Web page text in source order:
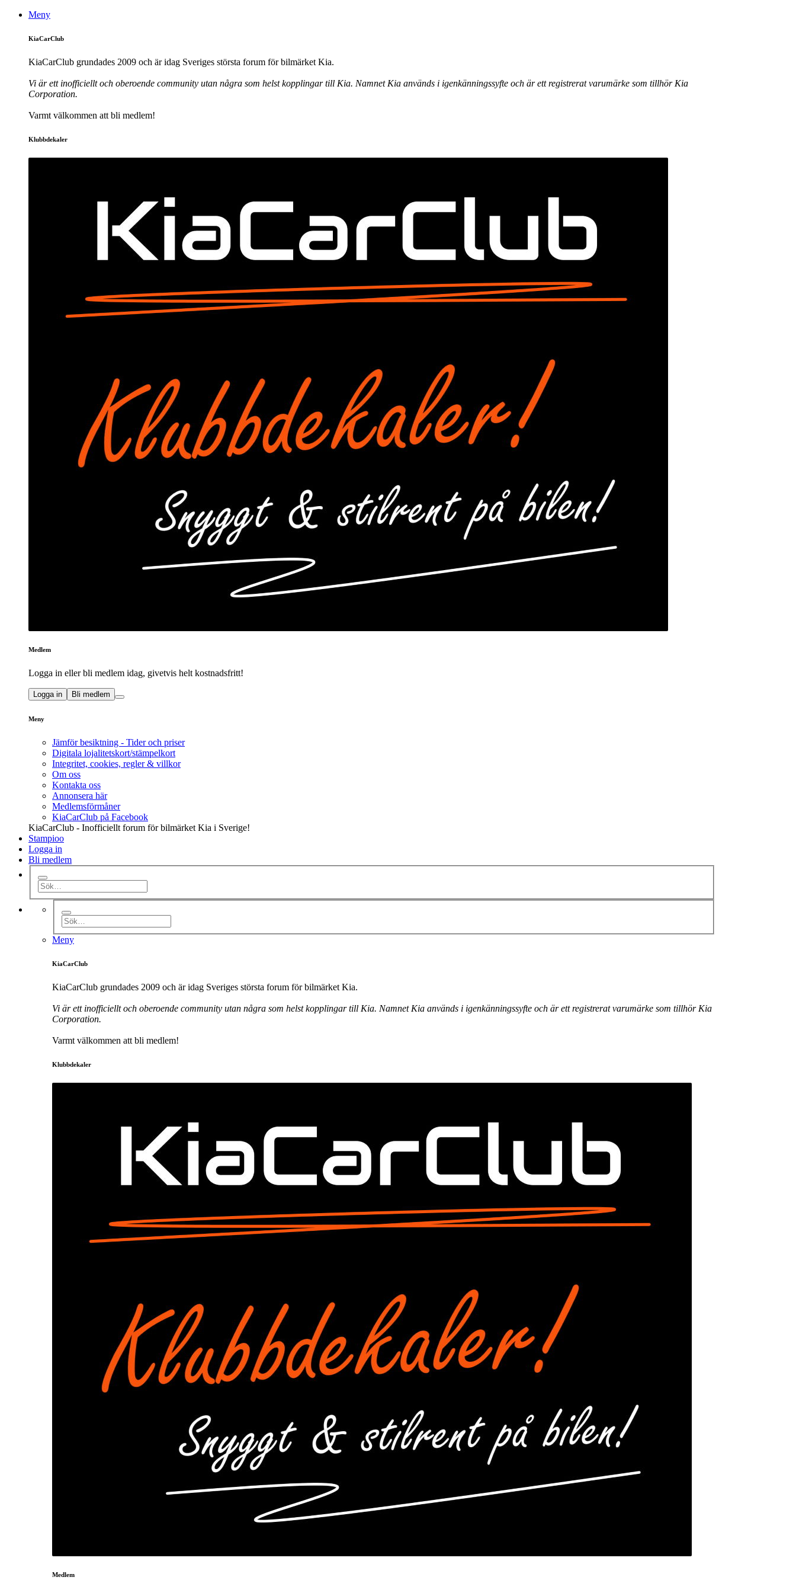
Meny
KiaCarClub
KiaCarClub grundades 2009 och är idag Sveriges största forum för bilmärket Kia.
Vi är ett inofficiellt och oberoende community utan några som helst kopplingar till Kia. Namnet Kia används i igenkänningssyfte och är ett registrerat varumärke som tillhör Kia
Corporation.
Varmt välkommen att bli medlem!
Klubbdekaler
Medlem
Logga in eller bli medlem idag, givetvis helt kostnadsfritt!
Logga in Bli medlem
Meny
Jämför besiktning - Tider och priser
Digitala lojalitetskort/stämpelkort
Integritet, cookies, regler & villkor
Om oss
Kontakta oss
Annonsera här
Medlemsförmåner
KiaCarClub på Facebook
KiaCarClub - Inofficiellt forum för bilmärket Kia i Sverige!
Stampioo
Logga in
Bli medlem
Meny
KiaCarClub
KiaCarClub grundades 2009 och är idag Sveriges största forum för bilmärket Kia.
Vi är ett inofficiellt och oberoende community utan några som helst kopplingar till Kia. Namnet Kia används i igenkänningssyfte och är ett registrerat varumärke som tillhör Kia
Corporation.
Varmt välkommen att bli medlem!
Klubbdekaler
Medlem